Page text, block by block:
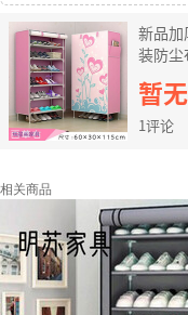
新品加
装防尘
百草右
暂
1评论
相关商品